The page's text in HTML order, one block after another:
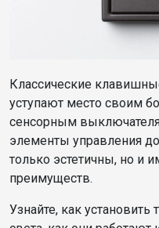
Классические
уступают место своим
сенсорным
элементы управления
только эстетичны, но и
преимуществ.
Узнайте, как